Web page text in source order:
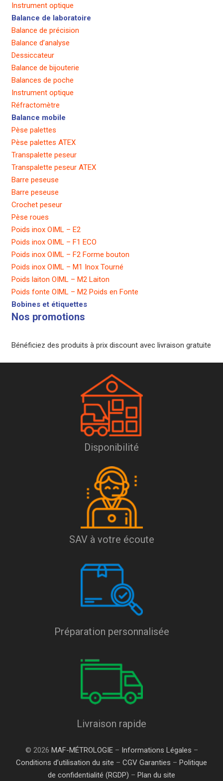
Instrument optique
Balance de laboratoire
Balance de précision
Balance d’analyse
Dessiccateur
Balance de bijouterie
Balances de poche
Instrument optique
Réfractomètre
Balance mobile
Pèse palettes
Pèse palettes ATEX
Transpalette peseur
Transpalette peseur ATEX
Barre peseuse
Barre peseuse
Crochet peseur
Pèse roues
Poids inox OIML – E2
Poids inox OIML – F1 ECO
Poids inox OIML – F2 Forme bouton
Poids inox OIML – M1 Inox Tourné
Poids laiton OIML – M2 Laiton
Poids fonte OIML – M2 Poids en Fonte
Bobines et étiquettes
Nos promotions
Bénéficiez des produits à prix discount avec livraison gratuite
Disponibilité
SAV à votre écoute
Préparation personnalisée
Livraison rapide
© 2026 MAF-MÉTROLOGIE– Informations Légales –
Conditions d’utilisation du site – CGV Garanties – Politique
de confidentialité (RGDP) – Plan du site